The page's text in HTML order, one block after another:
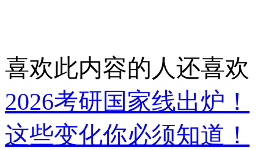
喜欢此内容的人还喜欢
2026考研国家线出炉！
这些变化你必须知道！